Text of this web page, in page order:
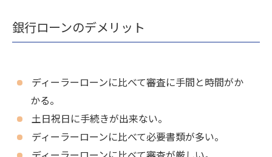
銀行ローンのデメリット
ディーラーローンに比べて審査に手間と時間がか
かる。
土日祝日に手続きが出来ない。
ディーラーローンに比べて必要書類が多い。